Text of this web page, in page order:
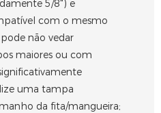
5/8") e
com o mesmo
não vedar
maiores ou com
uma tampa
da fita/mangueira;